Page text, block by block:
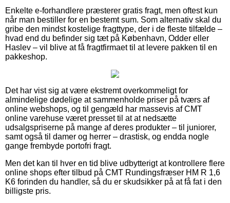
Enkelte e-forhandlere præsterer gratis fragt, men oftest kun
når man bestiller for en bestemt sum. Som alternativ skal du
gribe den mindst kostelige fragttype, der i de fleste tilfælde –
hvad end du befinder sig tæt på København, Odder eller
Haslev – vil blive at få fragtfirmaet til at levere pakken til en
pakkeshop.
Det har vist sig at være ekstremt overkommeligt for
almindelige dødelige at sammenholde priser på tværs af
online webshops, og til gengæld har massevis af CMT
online varehuse været presset til at at nedsætte
udsalgspriserne på mange af deres produkter – til juniorer,
samt også til damer og herrer – drastisk, og endda nogle
gange frembyde portofri fragt.
Men det kan til hver en tid blive udbytterigt at kontrollere flere
online shops efter tilbud på CMT Rundingsfræser HM R 1,6
K6 forinden du handler, så du er skudsikker på at få fat i den
billigste pris.